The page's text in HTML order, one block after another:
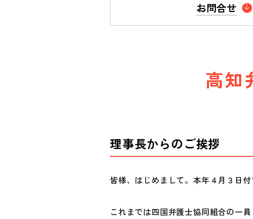
お問合せ
高知
理事長からのご挨拶
皆様、はじめまして。本年４月３日
これまでは四国弁護士協同組合の一